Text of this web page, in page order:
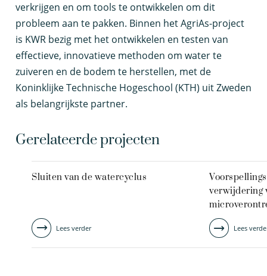
verkrijgen en om tools te ontwikkelen om dit
probleem aan te pakken. Binnen het AgriAs-project
is KWR bezig met het ontwikkelen en testen van
effectieve, innovatieve methoden om water te
zuiveren en de bodem te herstellen, met de
Koninklijke Technische Hogeschool (KTH) uit Zweden
als belangrijkste partner.
Gerelateerde projecten
Sluiten van de watercyclus
Lees verder
verwijdering
Lees